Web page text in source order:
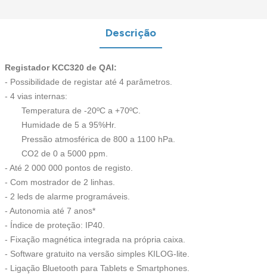
Descrição
Registador KCC320 de QAI:
- Possibilidade de registar até 4 parâmetros.
- 4 vias internas:
Temperatura de -20ºC a +70ºC.
Humidade de 5 a 95%Hr.
Pressão atmosférica de 800 a 1100 hPa.
CO2 de 0 a 5000 ppm.
- Até 2 000 000 pontos de registo.
- Com mostrador de 2 linhas.
- 2 leds de alarme programáveis.
- Autonomia até 7 anos*
- Índice de proteção: IP40.
- Fixação magnética integrada na própria caixa.
- Software gratuito na versão simples KILOG-lite.
- Ligação Bluetooth para Tablets e Smartphones.